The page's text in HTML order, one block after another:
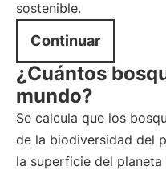
sostenible.
Continuar
¿Cuántos
mundo?
Se calcula que los
de la biodiversidad del
la superficie del